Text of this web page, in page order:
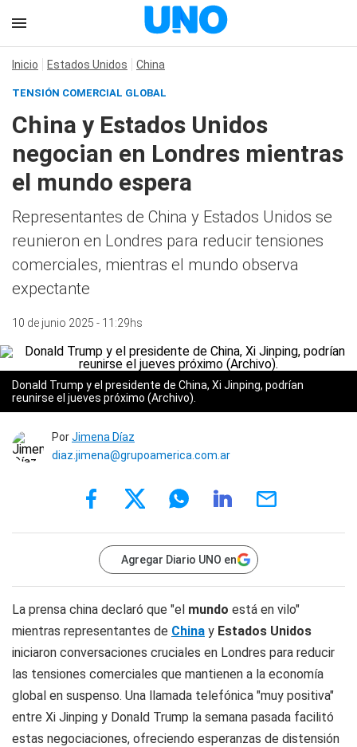
Inicio Estados Unidos China
TENSIÓN COMERCIAL GLOBAL
China y Estados Unidos
negocian en Londres mientras
el mundo espera
Representantes de China y Estados Unidos se
reunieron en Londres para reducir tensiones
comerciales, mientras el mundo observa
expectante
10 de junio 2025 - 11:29hs
Donald Trump y el presidente de China, Xi Jinping, podrían
reunirse el jueves próximo (Archivo).
PorJimena Díaz
diaz.jimena@grupoamerica.com.ar
Agregar Diario UNO en
La prensa china declaró que "el mundo está en vilo"
mientras representantes de China y Estados Unidos
iniciaron conversaciones cruciales en Londres para reducir
las tensiones comerciales que mantienen a la economía
global en suspenso. Una llamada telefónica "muy positiva"
entre Xi Jinping y Donald Trump la semana pasada facilitó
estas negociaciones, ofreciendo esperanzas de distensión